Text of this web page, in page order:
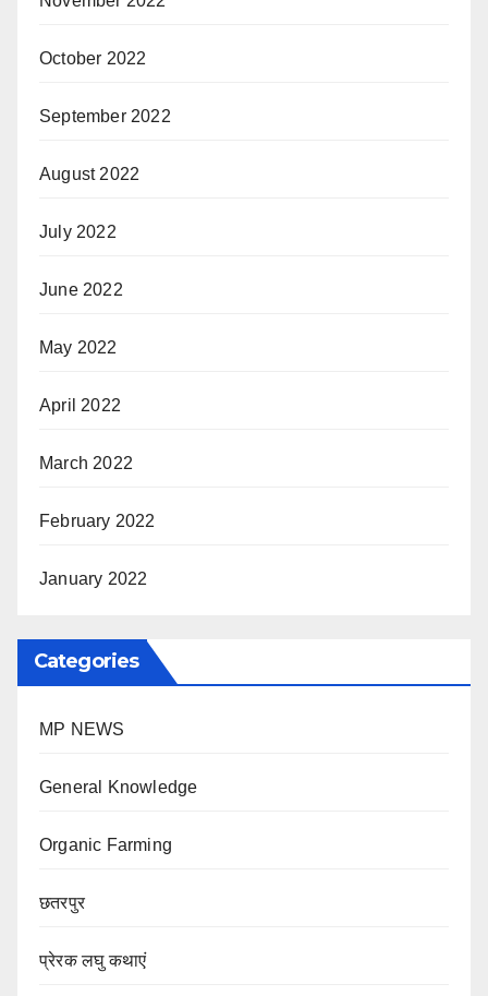
October 2022
September 2022
August 2022
July 2022
June 2022
May 2022
April 2022
March 2022
February 2022
January 2022
Categories
MP NEWS
General Knowledge
Organic Farming
छतरपुर
प्रेरक लघु कथाएं